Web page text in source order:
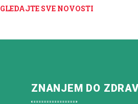
SVE NOVOSTI
ZNANJEM DO